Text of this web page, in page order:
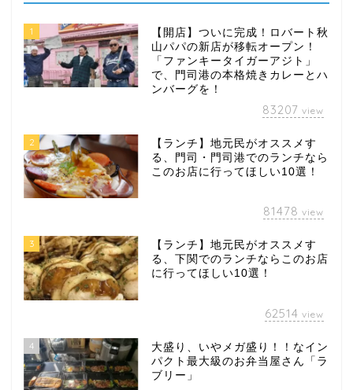
1
【開店】ついに完成！ロバート秋
山パパの新店が移転オープン！
「ファンキータイガーアジト」
で、門司港の本格焼きカレーとハ
ンバーグを！
83207 view
2
【ランチ】地元民がオススメす
る、門司・門司港でのランチなら
このお店に行ってほしい10選！
81478 view
3
【ランチ】地元民がオススメす
る、下関でのランチならこのお店
に行ってほしい10選！
62514 view
4
大盛り、いやメガ盛り！！なイン
パクト最大級のお弁当屋さん「ラ
ブリー」